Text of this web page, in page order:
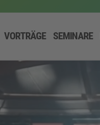
VORTRÄGE SEMINARE